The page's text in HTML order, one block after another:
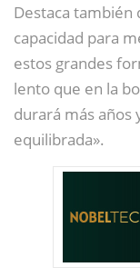
Destaca también
capacidad para
estos grandes
lento que en la
durará más años
equilibrada».